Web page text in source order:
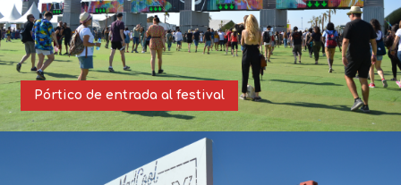
Pórtico de entrada al festival